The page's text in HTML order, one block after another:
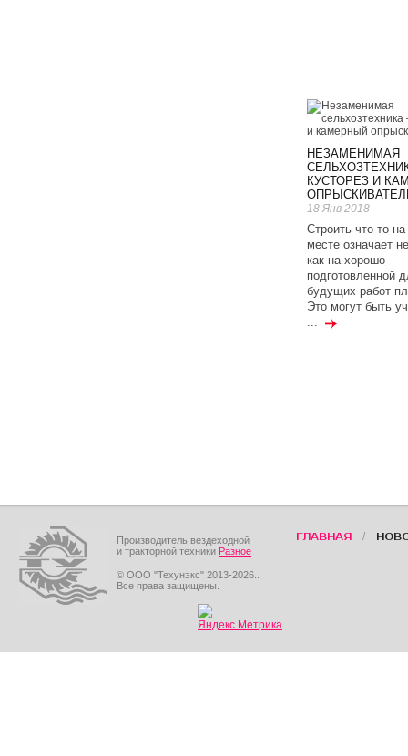
НЕЗАМЕНИМАЯ
КУСТОРЕЗ И
18 Янв 2018
Строить что-то
месте означает
как на хорошо
подготовленной
будущих работ
Это могут быть
Производитель вездеходной
и тракторной техники Разное
© ООО "Техунэкс" 2013-2026..
Все права защищены.
ГЛАВНАЯ /